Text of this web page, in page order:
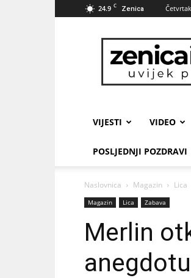
24.9 C Zenica
VIJESTI VIDEO
POSLJEDNJI POZDRAVI
Naslovnica Magazin Lica
Magazin Lica Zabava
Merlin